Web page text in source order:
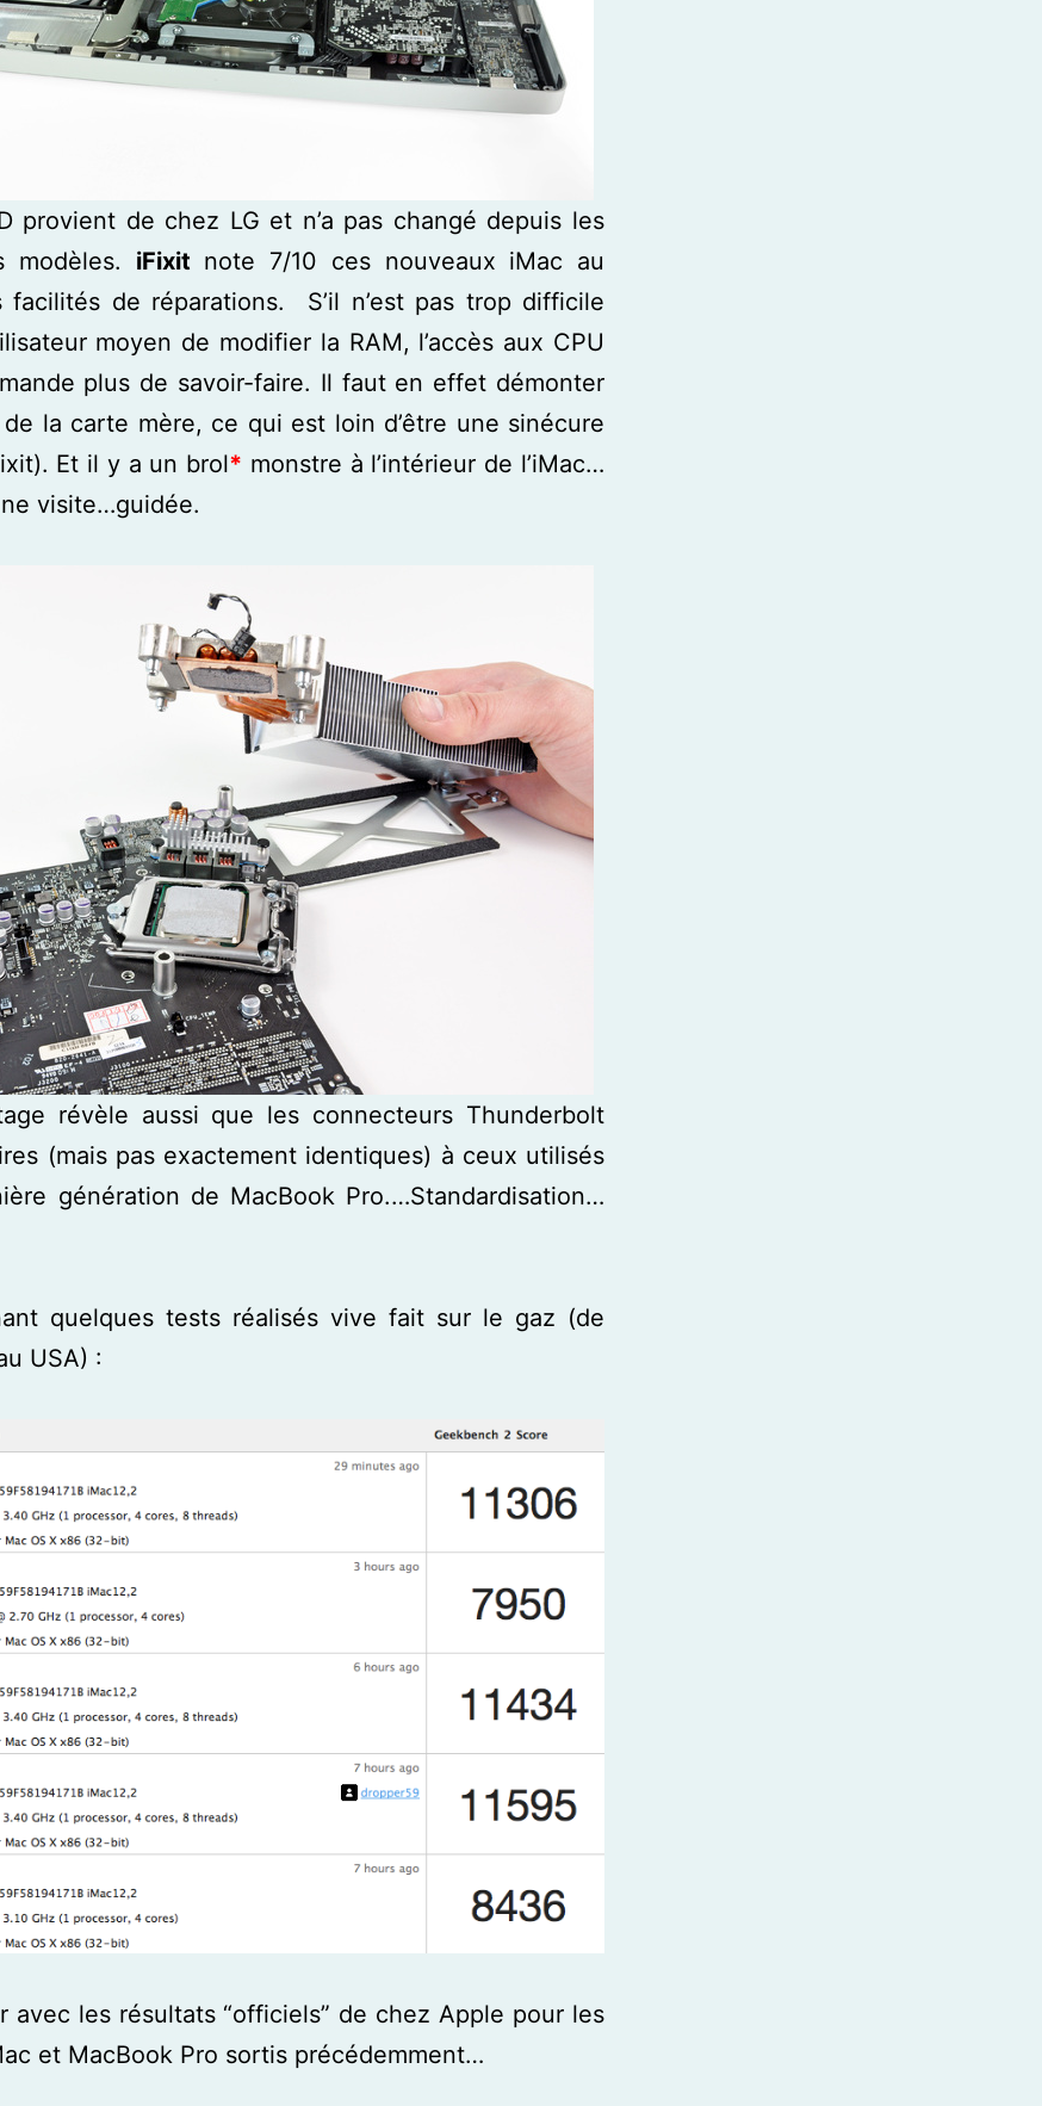
provient de chez LG et n’a pas changé depuis les
modèles. iFixit note 7/10 ces nouveaux iMac au
facilités de réparations. S’il n’est pas trop difficile
moyen de modifier la RAM, l’accès aux CPU
plus de savoir-faire. Il faut en effet démonter
de la carte mère, ce qui est loin d’être une sinécure
Et il y a un brol* monstre à l’intérieur de l’iMac…
visite…guidée.
révèle aussi que les connecteurs Thunderbolt
(mais pas exactement identiques) à ceux utilisés
génération de MacBook Pro.…Standardisation…
quelques tests réalisés vive fait sur le gaz (de
USA) :
avec les résultats “officiels” de chez Apple pour les
et MacBook Pro sortis précédemment…